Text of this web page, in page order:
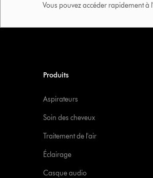
Vous pouvez accéder rapidement à
Produits
Aspirateurs
Soin des cheveux
Traitement de l'air
Éclairage
Casque audio